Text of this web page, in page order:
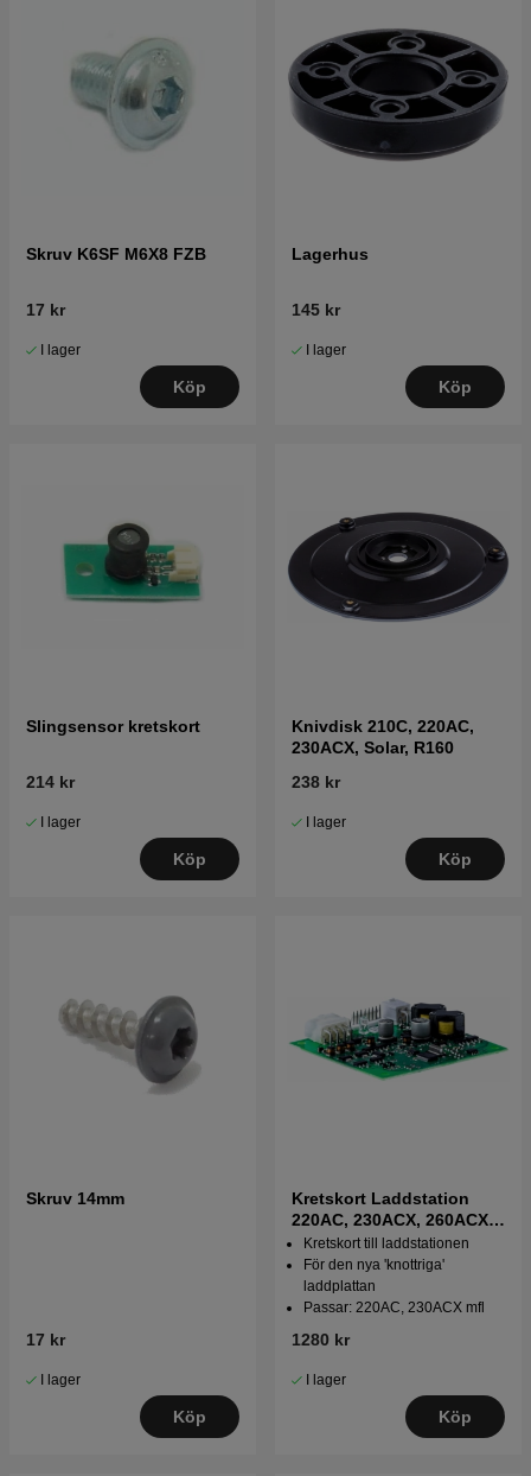
Skruv K6SF M6X8 FZB
17 kr
I lager
Köp
Lagerhus
145 kr
I lager
Köp
Slingsensor kretskort
214 kr
I lager
Köp
Knivdisk 210C, 220AC,
230ACX, Solar, R160
238 kr
I lager
Köp
Skruv 14mm
17 kr
I lager
Köp
Kretskort Laddstation
220AC, 230ACX, 260ACX,
265ACX
Kretskort till laddstationen
För den nya 'knottriga'
laddplattan
Passar: 220AC, 230ACX mfl
1280 kr
I lager
Köp